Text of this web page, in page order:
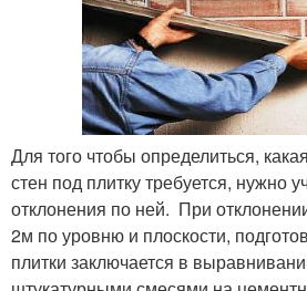
Для того чтобы определиться,
стен под плитку требуется, нужно
отклонения по ней. При
2м по уровню и плоскости,
плитки заключается в